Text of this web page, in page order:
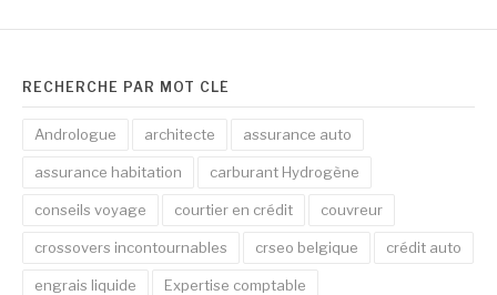
RECHERCHE PAR MOT CLÉ
Andrologue architecte assurance auto
assurance habitation carburant Hydrogène
conseils voyage courtier en crédit couvreur
crossovers incontournables crseo belgique crédit auto
engrais liquide Expertise comptable